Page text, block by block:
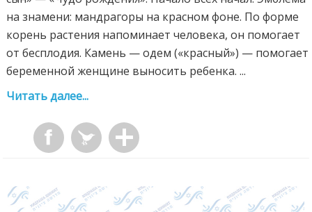
на знамени: мандрагоры на красном фоне. По форме
корень растения напоминает человека, он помогает
от бесплодия. Камень — одем («красный») — помогает
беременной женщине выносить ребенка. ...
Читать далее...